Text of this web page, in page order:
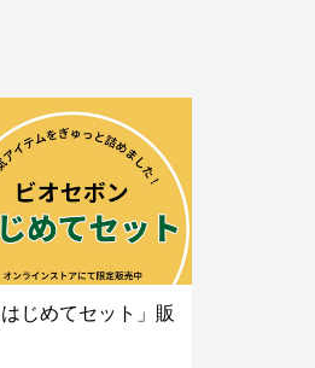
じめてセット」販